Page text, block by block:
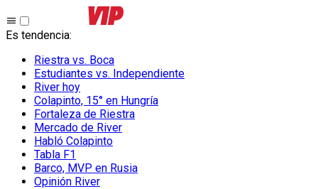
Es tendencia:
Riestra vs. Boca
Estudiantes vs. Independiente
River hoy
Colapinto, 15° en Hungría
Fortaleza de Riestra
Mercado de River
Habló Colapinto
Tabla F1
Barco, MVP en Rusia
Opinión River